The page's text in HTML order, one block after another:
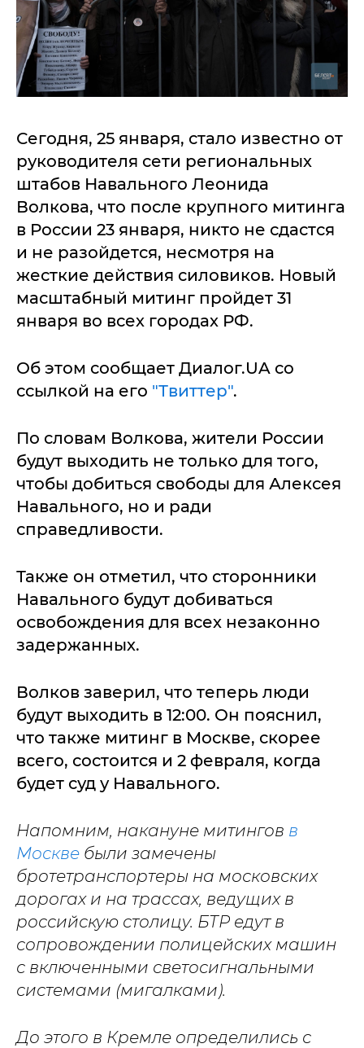
Сегодня, 25 января, стало известно от
руководителя сети региональных
штабов Навального Леонида
Волкова, что после крупного митинга
в России 23 января, никто не сдастся
и не разойдется, несмотря на
жесткие действия силовиков. Новый
масштабный митинг пройдет 31
января во всех городах РФ.
Об этом сообщает Диалог.UA со
ссылкой на его "Твиттер".
По словам Волкова, жители России
будут выходить не только для того,
чтобы добиться свободы для Алексея
Навального, но и ради
справедливости.
Также он отметил, что сторонники
Навального будут добиваться
освобождения для всех незаконно
задержанных.
Волков заверил, что теперь люди
будут выходить в 12:00. Он пояснил,
что также митинг в Москве, скорее
всего, состоится и 2 февраля, когда
будет суд у Навального.
Напомним, накануне митингов в
Москве были замечены
бротетранспортеры на московских
дорогах и на трассах, ведущих в
российскую столицу. БТР едут в
сопровождении полицейских машин
с включенными светосигнальными
системами (мигалками).
До этого в Кремле определились с